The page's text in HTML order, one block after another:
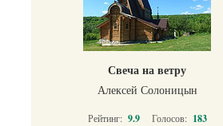
Свеча на ветру
Алексей Солоницын
Рейтинг: 9.9 Голосов: 183